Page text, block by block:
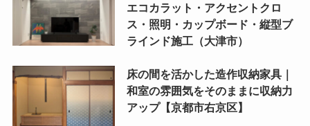
エコカラット・アクセントクロ
ス・照明・カップボード・縦型ブ
ラインド施工（大津市）
床の間を活かした造作収納家具｜
和室の雰囲気をそのままに収納力
アップ【京都市右京区】